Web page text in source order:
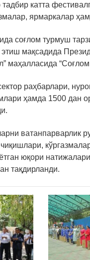
катта
ярмаркалар
соғлом турмуш
мақсадида
маҳалласида
раҳбарлари,
ҳамда 1500 дан
ватанпарварлик
юқори
тақдирланди.